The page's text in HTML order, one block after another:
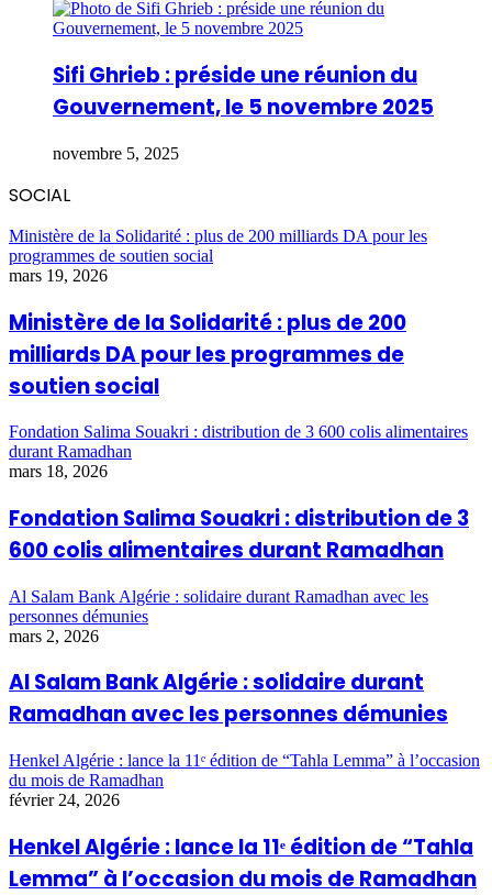
Sifi Ghrieb : préside une réunion du
Gouvernement, le 5 novembre 2025
novembre 5, 2025
SOCIAL
Ministère de la Solidarité : plus de 200 milliards DA pour les
programmes de soutien social
mars 19, 2026
Ministère de la Solidarité : plus de 200
milliards DA pour les programmes de
soutien social
Fondation Salima Souakri : distribution de 3 600 colis alimentaires
durant Ramadhan
mars 18, 2026
Fondation Salima Souakri : distribution de 3
600 colis alimentaires durant Ramadhan
Al Salam Bank Algérie : solidaire durant Ramadhan avec les
personnes démunies
mars 2, 2026
Al Salam Bank Algérie : solidaire durant
Ramadhan avec les personnes démunies
Henkel Algérie : lance la 11ᵉ édition de “Tahla Lemma” à l’occasion
du mois de Ramadhan
février 24, 2026
Henkel Algérie : lance la 11ᵉ édition de “Tahla
Lemma” à l’occasion du mois de Ramadhan